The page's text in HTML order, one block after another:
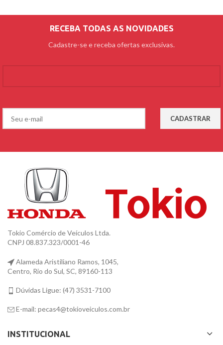
RECEBA TODAS AS NOVIDADES
Cadastre-se e receba ofertas exclusivas.
Tokio Comércio de Veículos Ltda.
CNPJ 08.837.323/0001-46
Alameda Aristiliano Ramos, 1045,
Centro, Rio do Sul, SC, 89160-113
Dúvidas Ligue: (47) 3531-7100
E-mail: pecas4@tokioveiculos.com.br
INSTITUCIONAL